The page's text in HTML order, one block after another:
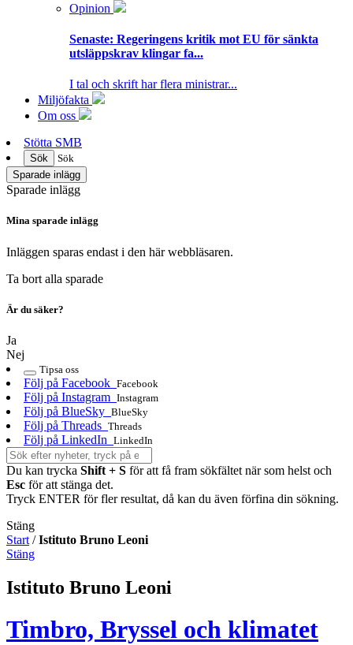
Opinion
Senaste: Regeringens kritik mot EU för sänkta
utsläppskrav klingar fa...
I tal och skrift har flera ministrar...
Miljöfakta
Om oss
Stötta SMB
Sök
Sök
Sparade inlägg
Sparade inlägg
Mina sparade inlägg
Inläggen sparas endast i den här webbläsaren.
Ta bort alla sparade
Är du säker?
Ja
Nej
Tipsa oss
Följ på Facebook Facebook
Följ på Instagram Instagram
Följ på BlueSky BlueSky
Följ på Threads Threads
Följ på LinkedIn LinkedIn
Du kan trycka Shift + S för att få fram sökfältet när som helst och
Esc för att stänga det.
Tryck ENTER för fler resultat, då kan du även förfina din sökning.
Stäng
Start /Istituto Bruno Leoni
Stäng
Istituto Bruno Leoni
Timbro, Bryssel och klimatet